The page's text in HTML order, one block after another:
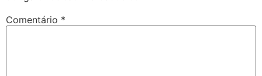
Comentário *